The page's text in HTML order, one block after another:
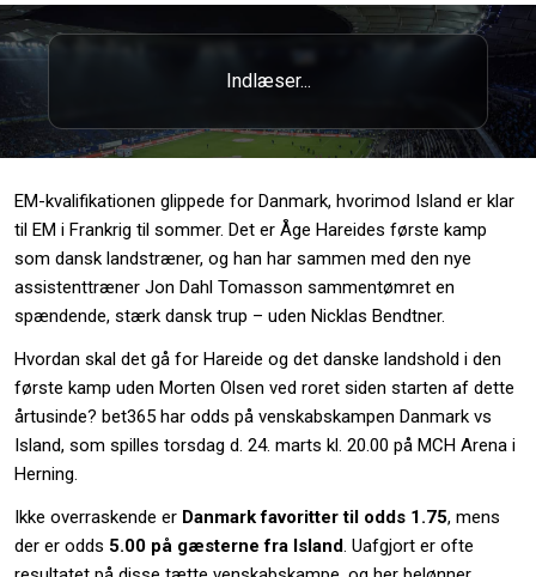
Indlæser...
EM-kvalifikationen glippede for Danmark, hvorimod Island er klar
til EM i Frankrig til sommer. Det er Åge Hareides første kamp
som dansk landstræner, og han har sammen med den nye
assistenttræner Jon Dahl Tomasson sammentømret en
spændende, stærk dansk trup – uden Nicklas Bendtner.
Hvordan skal det gå for Hareide og det danske landshold i den
første kamp uden Morten Olsen ved roret siden starten af dette
årtusinde? bet365 har odds på venskabskampen Danmark vs
Island, som spilles torsdag d. 24. marts kl. 20.00 på MCH Arena i
Herning.
Ikke overraskende er Danmark favoritter til odds 1.75, mens
der er odds 5.00 på gæsterne fra Island. Uafgjort er ofte